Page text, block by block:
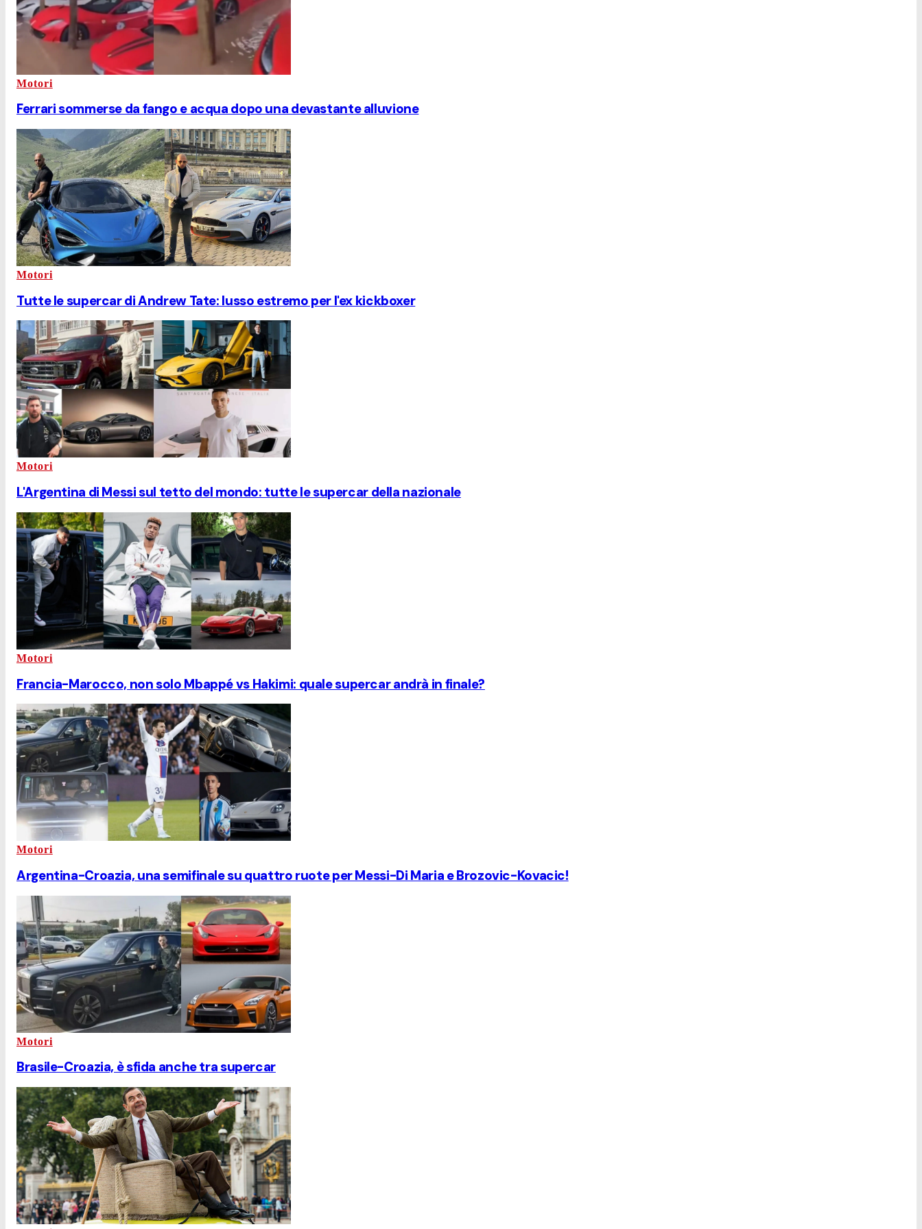
Motori
Ferrari sommerse da fango e acqua dopo una devastante alluvione
Motori
Tutte le supercar di Andrew Tate: lusso estremo per l'ex kickboxer
Motori
L'Argentina di Messi sul tetto del mondo: tutte le supercar della nazionale
Motori
Francia-Marocco, non solo Mbappé vs Hakimi: quale supercar andrà in finale?
Motori
Argentina-Croazia, una semifinale su quattro ruote per Messi-Di Maria e Brozovic-Kovacic!
Motori
Brasile-Croazia, è sfida anche tra supercar